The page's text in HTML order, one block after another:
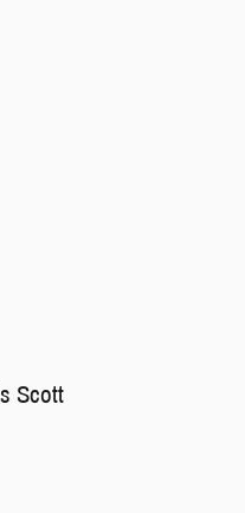
Scott